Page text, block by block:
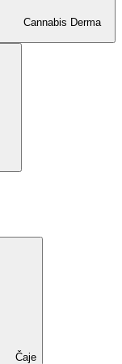
Cannabis Derma
Čaje